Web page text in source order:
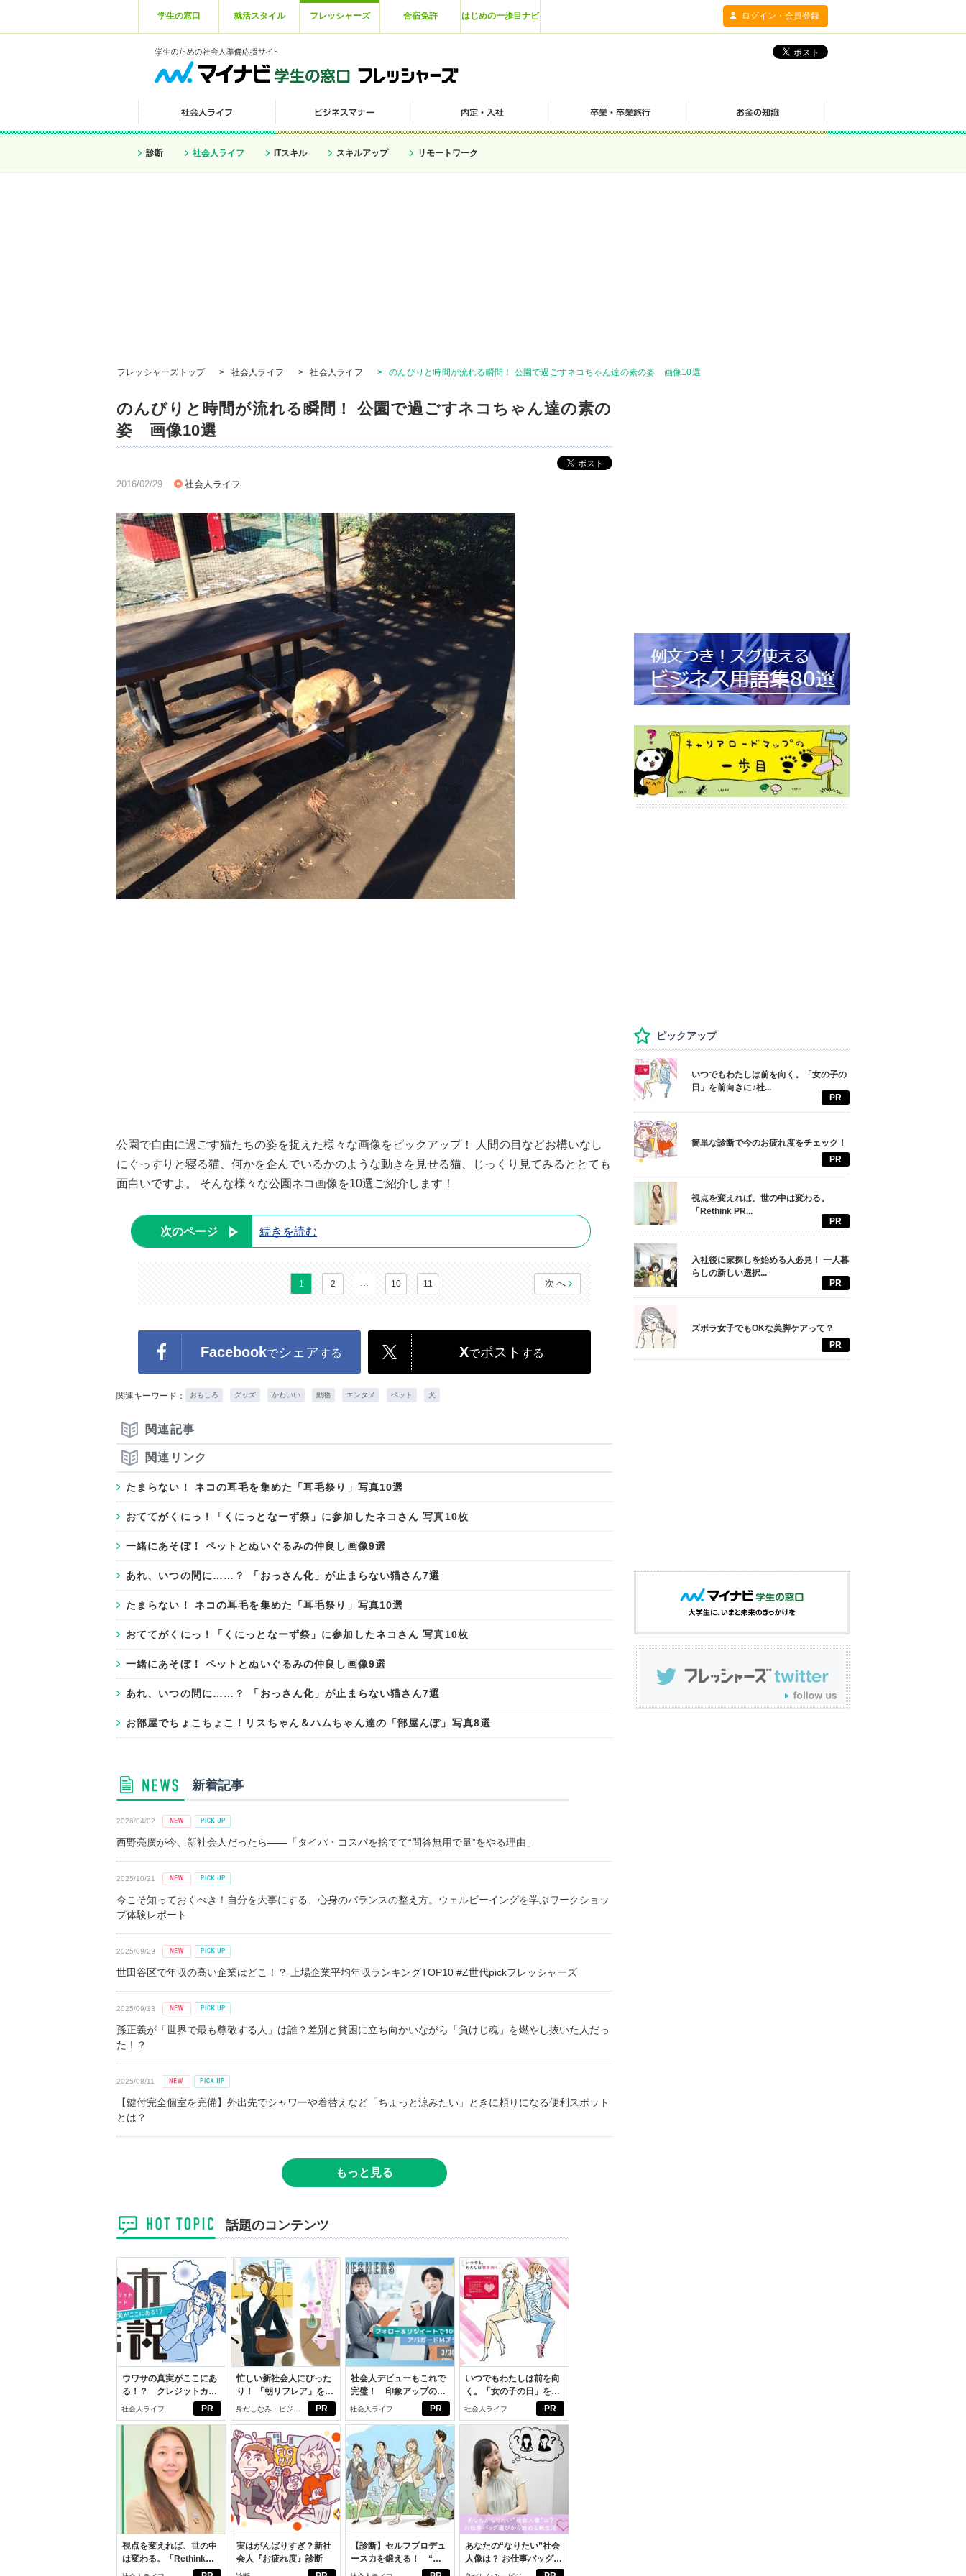
学生の窓口 就活スタイル フレッシャーズ 合宿免許 はじめの一歩目ナビ ログイン・会員登録
診断 社会人ライフ ITスキル スキルアップ リモートワーク
フレッシャーズトップ > 社会人ライフ > 社会人ライフ > のんびりと時間が流れる瞬間！ 公園で過ごすネコちゃん達の素の姿 画像10選
のんびりと時間が流れる瞬間！ 公園で過ごすネコちゃん達の素の
姿 画像10選
2016/02/29 社会人ライフ
公園で自由に過ごす猫たちの姿を捉えた様々な画像をピックアップ！ 人間の目などお構いなし
にぐっすりと寝る猫、何かを企んでいるかのような動きを見せる猫、じっくり見てみるととても
面白いですよ。 そんな様々な公園ネコ画像を10選ご紹介します！
次のページ 続きを読む
1 2 … 10 11 次へ
Facebookでシェアする Xでポスト する
関連キーワード： おもしろ グッズ かわいい 動物 エンタメ ペット 犬
関連記事
関連リンク
たまらない！ ネコの耳毛を集めた「耳毛祭り」写真10選
おててがくにっ！「くにっとなーず祭」に参加したネコさん 写真10枚
一緒にあそぼ！ ペットとぬいぐるみの仲良し画像9選
あれ、いつの間に……？ 「おっさん化」が止まらない猫さん7選
たまらない！ ネコの耳毛を集めた「耳毛祭り」写真10選
おててがくにっ！「くにっとなーず祭」に参加したネコさん 写真10枚
一緒にあそぼ！ ペットとぬいぐるみの仲良し画像9選
あれ、いつの間に……？ 「おっさん化」が止まらない猫さん7選
お部屋でちょこちょこ！リスちゃん＆ハムちゃん達の「部屋んぽ」写真8選
新着記事
2026/04/02
西野亮廣が今、新社会人だったら――「タイパ・コスパを捨てて“問答無用で量”をやる理由」
2025/10/21
今こそ知っておくべき！自分を大事にする、心身のバランスの整え方。ウェルビーイングを学ぶワークショッ
プ体験レポート
2025/09/29
世田谷区で年収の高い企業はどこ！？ 上場企業平均年収ランキングTOP10 #Z世代pickフレッシャーズ
2025/09/13
孫正義が「世界で最も尊敬する人」は誰？差別と貧困に立ち向かいながら「負けじ魂」を燃やし抜いた人だっ
た！？
2025/08/11
【鍵付完全個室を完備】外出先でシャワーや着替えなど「ちょっと涼みたい」ときに頼りになる便利スポット
とは？
もっと見る
話題のコンテンツ
PR
ウワサの真実がここにあ
る！？ クレジットカー
ドの都市伝説
社会人ライフ PR
忙しい新社会人にぴった
り！ 「朝リフレア」をは
じめよう。しっかりニオ
イケアして24時間快適。
身だしなみ・ビジネ
スアイテム
PR
社会人デビューもこれで
完璧！ 印象アップのセ
ルフプロデュース術
社会人ライフ PR
いつでもわたしは前を向
く。「女の子の日」を前
向きに♪社会人エリ・大
社会人ライフ
視点を変えれば、世の中
は変わる。「Rethink
PROJECT」がつたえた
実はがんばりすぎ？新社
会人『お疲れ度』診断
【診断】セルフプロデュ
ース力を鍛える！ “ジ
ブン観”診断
あなたの“なりたい”社会
人像は？ お仕事バッグ選
びから始める新生活
ピックアップ
いつでもわたしは前を向く。「女の子の
日」を前向きに♪社...
PR
簡単な診断で今のお疲れ度をチェック！
PR
視点を変えれば、世の中は変わる。
「Rethink PR...
PR
入社後に家探しを始める人必見！ 一人暮
らしの新しい選択...
PR
ズボラ女子でもOKな美脚ケアって？
PR